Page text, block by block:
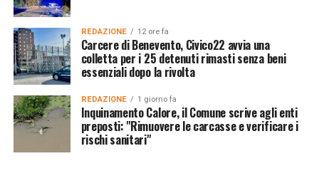
REDAZIONE 12 ore fa
Carcere di Benevento, Civico22 avvia una
colletta per i 25 detenuti rimasti senza beni
essenziali dopo la rivolta
REDAZIONE 1 giorno fa
Inquinamento Calore, il Comune scrive agli enti
preposti: "Rimuovere le carcasse e verificare i
rischi sanitari"